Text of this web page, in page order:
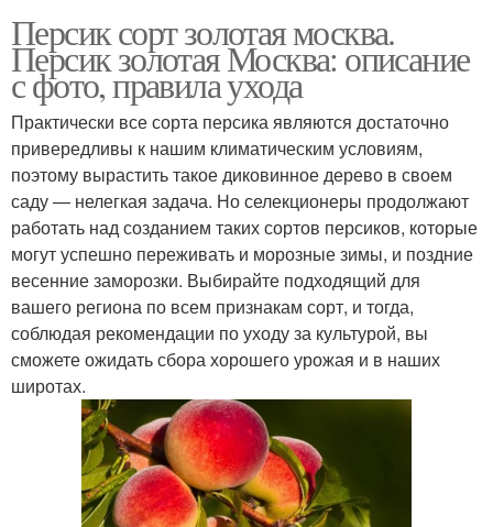
Персик сорт золотая москва.
Персик золотая Москва: описание
с фото, правила ухода
Практически все сорта персика являются достаточно
привередливы к нашим климатическим условиям,
поэтому вырастить такое диковинное дерево в своем
саду — нелегкая задача. Но селекционеры продолжают
работать над созданием таких сортов персиков, которые
могут успешно переживать и морозные зимы, и поздние
весенние заморозки. Выбирайте подходящий для
вашего региона по всем признакам сорт, и тогда,
соблюдая рекомендации по уходу за культурой, вы
сможете ожидать сбора хорошего урожая и в наших
широтах.